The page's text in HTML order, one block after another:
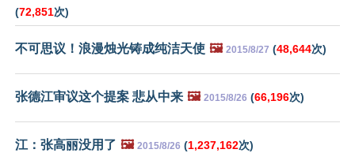
(72,851次)
不可思议！浪漫烛光铸成纯洁天使 🖼️ 2015/8/27 (48,644次)
张德江审议这个提案 悲从中来 🖼️ 2015/8/26 (66,196次)
江：张高丽没用了 🖼️ 2015/8/26 (1,237,162次)